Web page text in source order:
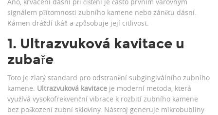
signálem přítomnosti zubního kamene nebo zánětu dásní.
Kámen dráždí tkáň a způsobuje její citlivost.
1. Ultrazvuková kavitace u
zubaře
Toto je zlatý standard pro odstranění subgingiválního zubního
kamene. Ultrazvuková kavitace je moderní metoda, která
využívá vysokofrekvenční vibrace k rozbití zubního kamene
bez poškození zubní skloviny. Nástroj generuje mikrobubliny